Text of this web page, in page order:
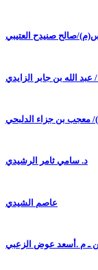
صالح صنيدح العتيبي
عبد الله بن جابر الزايدي
معجب بن جزاء الدلبحي
د. سامي ثامر الرشيدي
عاصم الشيدي
ـ م .أسعد عوض الزعبي